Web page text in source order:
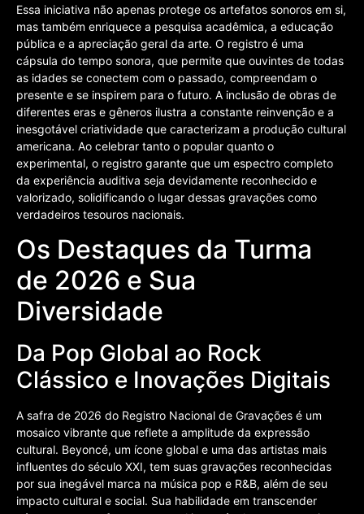
Essa iniciativa não apenas protege os artefatos sonoros em si,
mas também enriquece a pesquisa acadêmica, a educação
pública e a apreciação geral da arte. O registro é uma
cápsula do tempo sonora, que permite que ouvintes de todas
as idades se conectem com o passado, compreendam o
presente e se inspirem para o futuro. A inclusão de obras de
diferentes eras e gêneros ilustra a constante reinvenção e a
inesgotável criatividade que caracterizam a produção cultural
americana. Ao celebrar tanto o popular quanto o
experimental, o registro garante que um espectro completo
da experiência auditiva seja devidamente reconhecido e
valorizado, solidificando o lugar dessas gravações como
verdadeiros tesouros nacionais.
Os Destaques da Turma
de 2026 e Sua
Diversidade
Da Pop Global ao Rock
Clássico e Inovações Digitais
A safra de 2026 do Registro Nacional de Gravações é um
mosaico vibrante que reflete a amplitude da expressão
cultural. Beyoncé, um ícone global e uma das artistas mais
influentes do século XXI, tem suas gravações reconhecidas
por sua inegável marca na música pop e R&B, além de seu
impacto cultural e social. Sua habilidade em transcender